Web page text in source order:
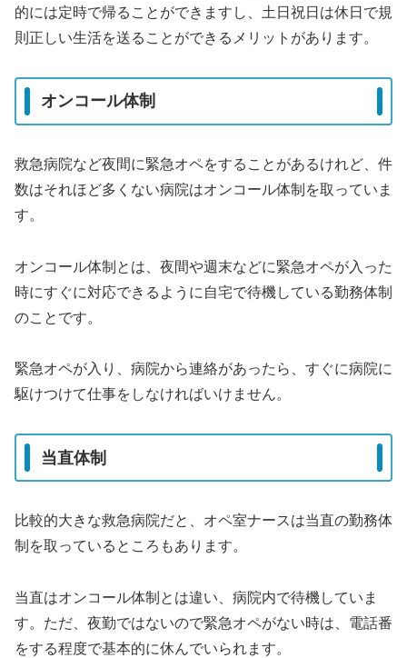
的には定時で帰ることができますし、土日祝日は休日で規
則正しい生活を送ることができるメリットがあります。
オンコール体制
救急病院など夜間に緊急オペをすることがあるけれど、件
数はそれほど多くない病院はオンコール体制を取っていま
す。
オンコール体制とは、夜間や週末などに緊急オペが入った
時にすぐに対応できるように自宅で待機している勤務体制
のことです。
緊急オペが入り、病院から連絡があったら、すぐに病院に
駆けつけて仕事をしなければいけません。
当直体制
比較的大きな救急病院だと、オペ室ナースは当直の勤務体
制を取っているところもあります。
当直はオンコール体制とは違い、病院内で待機していま
す。ただ、夜勤ではないので緊急オペがない時は、電話番
をする程度で基本的に休んでいられます。